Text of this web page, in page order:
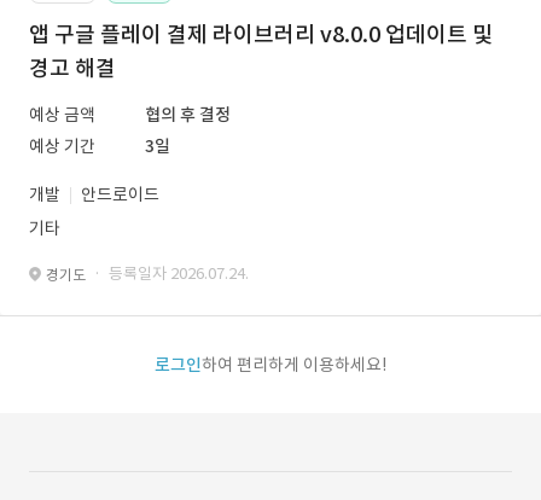
앱 구글 플레이 결제 라이브러리 v8.0.0 업데이트 및
경고 해결
예상 금액
협의 후 결정
예상 기간
3일
개발
안드로이드
기타
경기도 · 등록일자 2026.07.24.
로그인하여 편리하게 이용하세요!